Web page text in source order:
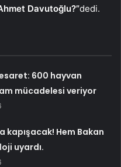
Davutoğlu?”dedi.
600 hayvan
mücadelesi veriyor
kapışacak! Hem Bakan
uyardı.